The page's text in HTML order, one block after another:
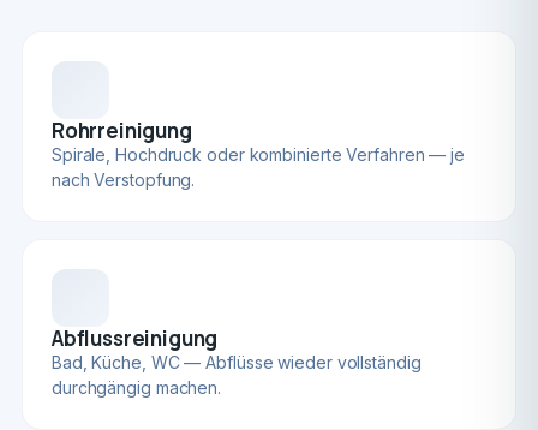
Rohrreinigung
Spirale, Hochdruck oder kombinierte Verfahren — je
nach Verstopfung.
Abflussreinigung
Bad, Küche, WC — Abflüsse wieder vollständig
durchgängig machen.